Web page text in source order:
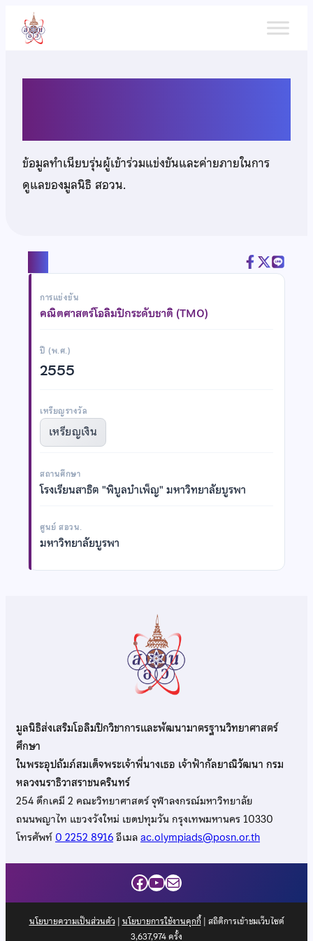
เนื้อหา
ข้อมูลทำเนียบรุ่นผู้เข้าร่วมแข่งขันและค่ายภายในการ
ดูแลของมูลนิธิ สอวน.
การแข่งขัน
คณิตศาสตร์โอลิมปิกระดับชาติ (TMO)
ปี (พ.ศ.)
2555
เหรียญรางวัล
เหรียญเงิน
สถานศึกษา
โรงเรียนสาธิต "พิบูลบำเพ็ญ" มหาวิทยาลัยบูรพา
ศูนย์ สอวน.
มหาวิทยาลัยบูรพา
มูลนิธิส่งเสริมโอลิมปิกวิชาการและพัฒนามาตรฐานวิทยาศาสตร์
ศึกษา
ในพระอุปถัมภ์สมเด็จพระเจ้าพี่นางเธอ เจ้าฟ้ากัลยาณิวัฒนา กรม
หลวงนราธิวาสราชนครินทร์
254 ตึกเคมี 2 คณะวิทยาศาสตร์ จุฬาลงกรณ์มหาวิทยาลัย
ถนนพญาไท แขวงวังใหม่ เขตปทุมวัน กรุงเทพมหานคร 10330
โทรศัพท์0 2252 8916อีเมลac.olympiads@posn.or.th
Facebook
YouTube
Mail
นโยบายความเป็นส่วนตัว| นโยบายการใช้งานคุกกี้| สถิติการเข้าชมเว็บไซต์
3,637,974ครั้ง